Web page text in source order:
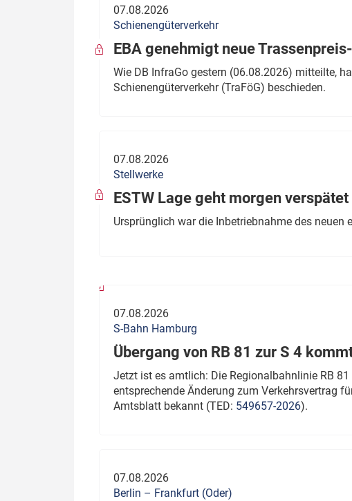
Politik
Verbände: Wer spricht für
wen?
Thema des Monats
Dossier: Generalsanierung
Dossier: ETCS
Infrastruktur &
ÖPNV
07.08.2026
Schienengüterverkehr
EBA genehmigt neue
Wie DB InfraGo gestern (06.08.2026) mitteilte,
Schienengüterverkehr (TraFöG) beschieden.
07.08.2026
Stellwerke
ESTW Lage geht morgen
Ursprünglich war die Inbetriebnahme des
07.08.2026
S-Bahn Hamburg
Übergang von RB 81 zur S 4
Jetzt ist es amtlich: Die Regionalbahnlinie RB
entsprechende Änderung zum Verkehrsvertrag
Amtsblatt bekannt (TED: 549657-2026).
07.08.2026
Berlin – Frankfurt (Oder)